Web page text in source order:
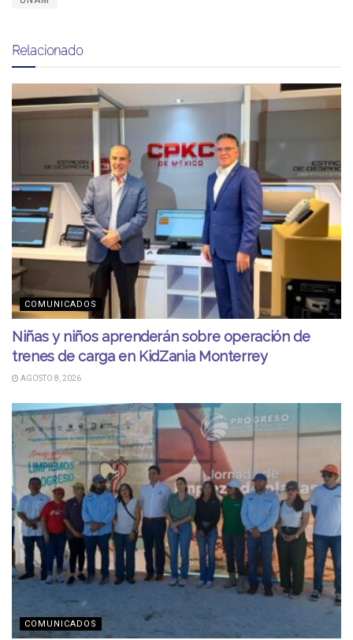
Relacionado
COMUNICADOS
Niñas y niños aprenderán sobre operación de
trenes de carga en KidZania Monterrey
AGOSTO 8, 2026
COMUNICADOS